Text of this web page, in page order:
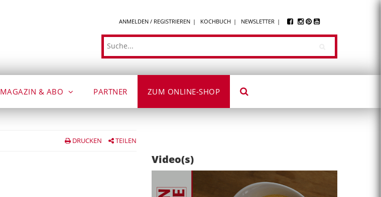
ANMELDEN / REGISTRIEREN KOCHBUCH NEWSLETTER
Suche
MAGAZIN & ABO PARTNER ZUM ONLINE-SHOP
DRUCKEN TEILEN
Video(s)